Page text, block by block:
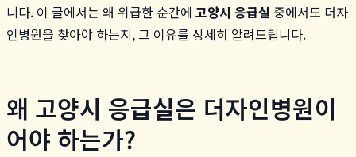
니다. 이 글에서는 왜 위급한 순간에 고양시 응급실 중에서도 더자
인병원을 찾아야 하는지, 그 이유를 상세히 알려드립니다.
왜 고양시 응급실은 더자인병원이
어야 하는가?